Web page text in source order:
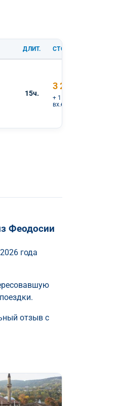
ДЛИТ. СТОИМОСТЬ
15ч.
3 200 ₽
+ 1 850 ₽
вх.билеты
Феодосии
года
отзыв с